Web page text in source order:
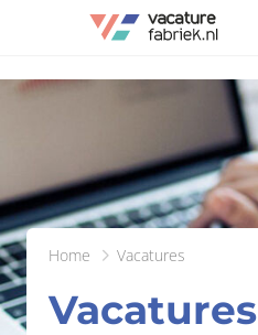
Home Vacatures
Vacatures